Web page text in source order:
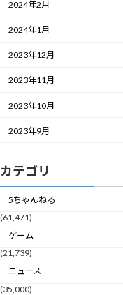
2024年2月
2024年1月
2023年12月
2023年11月
2023年10月
2023年9月
カテゴリ
5ちゃんねる
(61,471)
ゲーム
(21,739)
ニュース
(35,000)